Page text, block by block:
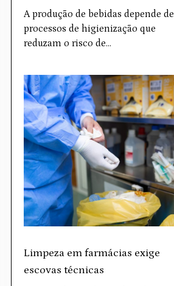
A produção de bebidas depende de
processos de higienização que
reduzam o risco de…
Limpeza em farmácias exige
escovas técnicas